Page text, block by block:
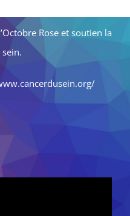
Rose et soutien la